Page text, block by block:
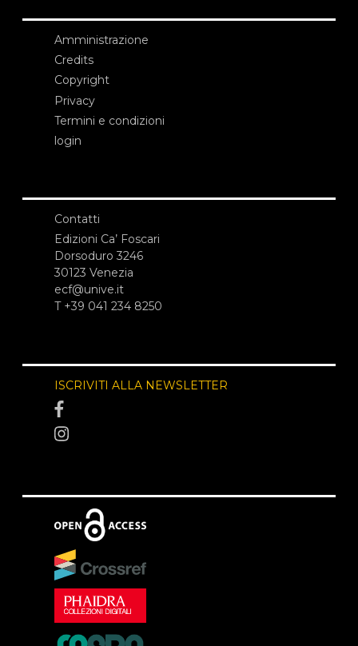
Amministrazione
Credits
Copyright
Privacy
Termini e condizioni
login
Contatti
Edizioni Ca’ Foscari
Dorsoduro 3246
30123 Venezia
ecf@unive.it
T +39 041 234 8250
ISCRIVITI ALLA NEWSLETTER